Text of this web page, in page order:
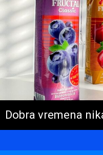
Dobra vremena